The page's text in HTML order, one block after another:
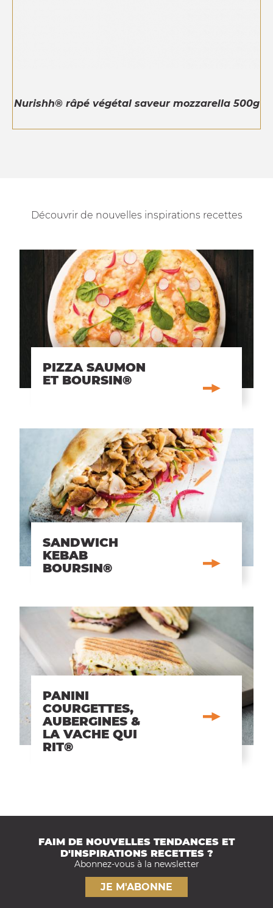
Nurishh® râpé végétal saveur mozzarella 500g
Découvrir de nouvelles inspirations recettes
PIZZA SAUMON
ET BOURSIN®
SANDWICH
KEBAB
BOURSIN®
PANINI
COURGETTES,
AUBERGINES &
LA VACHE QUI
RIT®
FAIM DE NOUVELLES TENDANCES ET
D'INSPIRATIONS RECETTES ?
Abonnez-vous à la newsletter
JE M'ABONNE